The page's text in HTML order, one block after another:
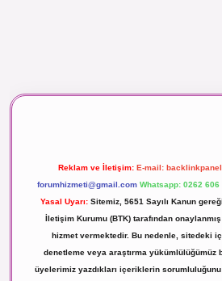
Reklam ve İletişim: E-mail:
forumhizmeti@gmail.com Whatsapp: 0262 606
Yasal Uyarı: Sitemiz, 5651 Sayılı Kanun
İletişim Kurumu (BTK) tarafından
hizmet vermektedir. Bu nedenle, sitedeki
denetleme veya araştırma yükümlülüğümüz
üyelerimiz yazdıkları içeriklerin